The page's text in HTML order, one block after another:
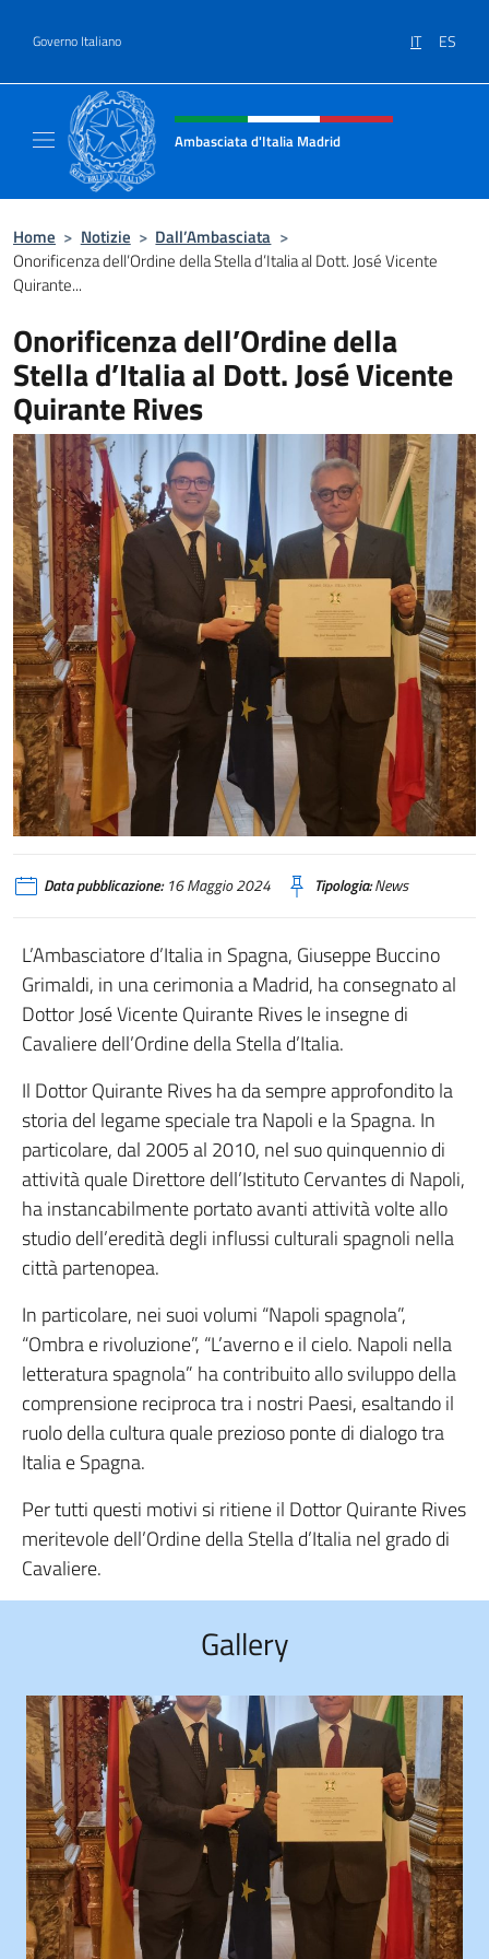
Governo Italiano IT ES
Intestazione sito, social e menù
Ambasciata d'Italia Madrid
Home > Notizie > Dall’Ambasciata >
Onorificenza dell’Ordine della Stella d’Italia al Dott. José Vicente
Quirante...
Onorificenza dell’Ordine della
Stella d’Italia al Dott. José Vicente
Quirante Rives
Data pubblicazione:16 Maggio 2024 Tipologia:News
L’Ambasciatore d’Italia in Spagna, Giuseppe Buccino
Grimaldi, in una cerimonia a Madrid, ha consegnato al
Dottor José Vicente Quirante Rives le insegne di
Cavaliere dell’Ordine della Stella d’Italia.
Il Dottor Quirante Rives ha da sempre approfondito la
storia del legame speciale tra Napoli e la Spagna. In
particolare, dal 2005 al 2010, nel suo quinquennio di
attività quale Direttore dell’Istituto Cervantes di Napoli,
ha instancabilmente portato avanti attività volte allo
studio dell’eredità degli influssi culturali spagnoli nella
città partenopea.
In particolare, nei suoi volumi “Napoli spagnola”,
“Ombra e rivoluzione”, “L’averno e il cielo. Napoli nella
letteratura spagnola” ha contribuito allo sviluppo della
comprensione reciproca tra i nostri Paesi, esaltando il
ruolo della cultura quale prezioso ponte di dialogo tra
Italia e Spagna.
Per tutti questi motivi si ritiene il Dottor Quirante Rives
meritevole dell’Ordine della Stella d’Italia nel grado di
Cavaliere.
Gallery